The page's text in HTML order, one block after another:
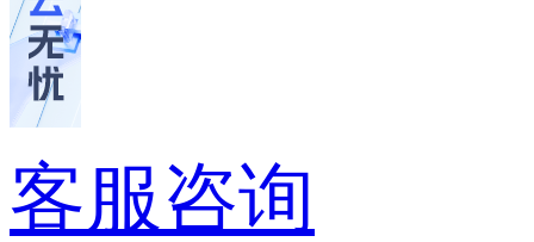
客服咨询